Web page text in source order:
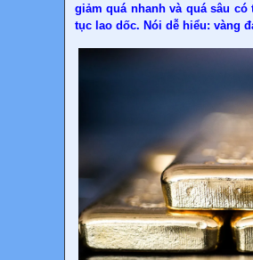
giảm quá nhanh và quá sâu
tục lao dốc. Nói dễ hiểu: vàng